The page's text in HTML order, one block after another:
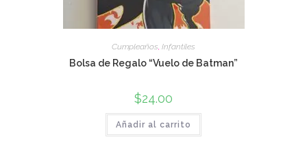
Cumpleaños, Infantiles
Bolsa de Regalo “Vuelo de Batman”
$24.00
Añadir al carrito